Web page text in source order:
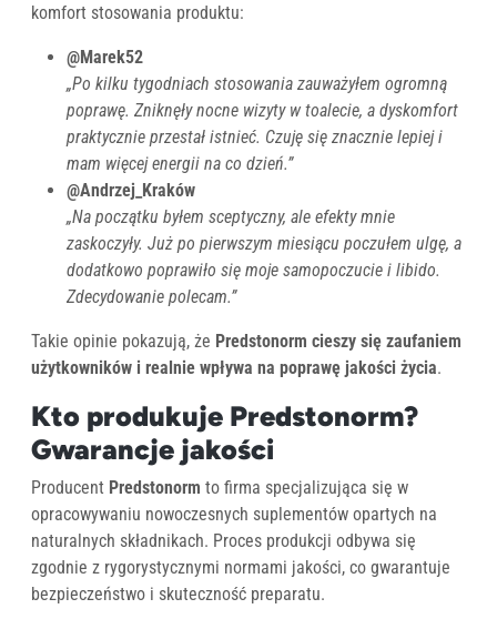
komfort stosowania produktu:
@Marek52
„Po kilku tygodniach stosowania zauważyłem ogromną
poprawę. Zniknęły nocne wizyty w toalecie, a dyskomfort
praktycznie przestał istnieć. Czuję się znacznie lepiej i
mam więcej energii na co dzień.”
@Andrzej_Kraków
„Na początku byłem sceptyczny, ale efekty mnie
zaskoczyły. Już po pierwszym miesiącu poczułem ulgę, a
dodatkowo poprawiło się moje samopoczucie i libido.
Zdecydowanie polecam.”
Takie opinie pokazują, że Predstonorm cieszy się zaufaniem
użytkowników i realnie wpływa na poprawę jakości życia.
Kto produkuje Predstonorm?
Gwarancje jakości
Producent Predstonorm to firma specjalizująca się w
opracowywaniu nowoczesnych suplementów opartych na
naturalnych składnikach. Proces produkcji odbywa się
zgodnie z rygorystycznymi normami jakości, co gwarantuje
bezpieczeństwo i skuteczność preparatu.